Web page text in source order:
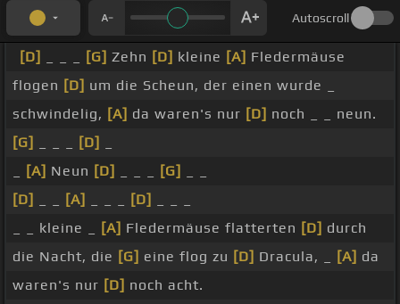
Autoscroll
[D] [G] Zehn [D] kleine [A] Fledermäuse
flogen [D] um die Scheun, der einen wurde _
schwindelig, [A] da waren's nur [D] noch _ _ neun.
[G]
[D]
[A] Neun [D] [G]
[D]
[A] [D]
_ _ kleine _
[A] Fledermäuse flatterten [D] durch
die Nacht, die [G] eine flog zu [D] Dracula, _ [A] da
waren's nur [D] noch acht.